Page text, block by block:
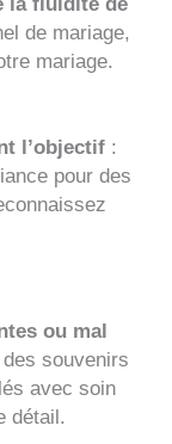
la fluidité de
de mariage,
mariage.
l’objectif :
pour des
ou mal
souvenirs
avec soin
détail.